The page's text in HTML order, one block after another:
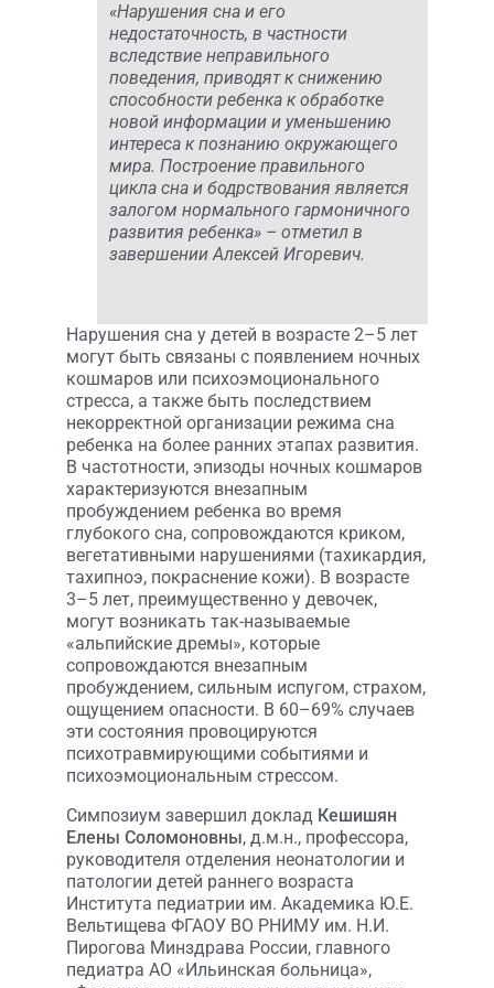
«Нарушения сна и его
недостаточность, в частности
вследствие неправильного
поведения, приводят к снижению
способности ребенка к обработке
новой информации и уменьшению
интереса к познанию окружающего
мира. Построение правильного
цикла сна и бодрствования является
залогом нормального гармоничного
развития ребенка» – отметил в
завершении Алексей Игоревич.
Нарушения сна у детей в возрасте 2–5 лет
могут быть связаны с появлением ночных
кошмаров или психоэмоционального
стресса, а также быть последствием
некорректной организации режима сна
ребенка на более ранних этапах развития.
В частотности, эпизоды ночных кошмаров
характеризуются внезапным
пробуждением ребенка во время
глубокого сна, сопровождаются криком,
вегетативными нарушениями (тахикардия,
тахипноэ, покраснение кожи). В возрасте
3–5 лет, преимущественно у девочек,
могут возникать так-называемые
«альпийские дремы», которые
сопровождаются внезапным
пробуждением, сильным испугом, страхом,
ощущением опасности. В 60–69% случаев
эти состояния провоцируются
психотравмирующими событиями и
психоэмоциональным стрессом.
Симпозиум завершил доклад Кешишян
Елены Соломоновны, д.м.н., профессора,
руководителя отделения неонатологии и
патологии детей раннего возраста
Института педиатрии им. Академика Ю.Е.
Вельтищева ФГАОУ ВО РНИМУ им. Н.И.
Пирогова Минздрава России, главного
педиатра АО «Ильинская больница»,